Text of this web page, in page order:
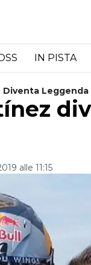
IN PISTA
Leggenda
alle 11:15